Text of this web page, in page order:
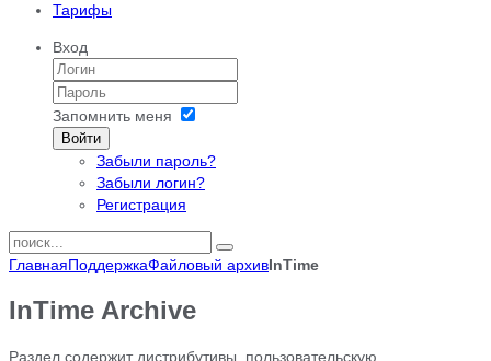
Тарифы
Вход
Запомнить меня
Войти
Забыли пароль?
Забыли логин?
Регистрация
ГлавнаяПоддержкаФайловый архивInTime
InTime Archive
Раздел содержит дистрибутивы, пользовательскую